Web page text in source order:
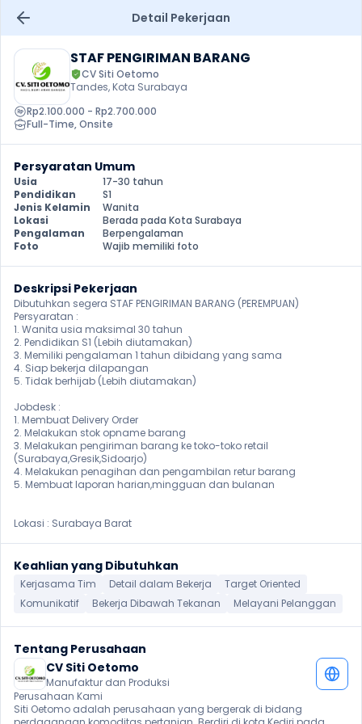
Detail Pekerjaan
STAF PENGIRIMAN BARANG
CV Siti Oetomo
Tandes, Kota Surabaya
Rp2.100.000 - Rp2.700.000
Full-Time, Onsite
Persyaratan Umum
Usia
17-30 tahun
Pendidikan
S1
Jenis Kelamin
Wanita
Lokasi
Berada pada Kota Surabaya
Pengalaman
Berpengalaman
Foto
Wajib memiliki foto
Deskripsi Pekerjaan
Dibutuhkan segera STAF PENGIRIMAN BARANG (PEREMPUAN)
Persyaratan :
1. Wanita usia maksimal 30 tahun
2. Pendidikan S1 (Lebih diutamakan)
3. Memiliki pengalaman 1 tahun dibidang yang sama
4. Siap bekerja dilapangan
5. Tidak berhijab (Lebih diutamakan)
Jobdesk :
1. Membuat Delivery Order
2. Melakukan stok opname barang
3. Melakukan pengiriman barang ke toko-toko retail
(Surabaya,Gresik,Sidoarjo)
4. Melakukan penagihan dan pengambilan retur barang
5. Membuat laporan harian,mingguan dan bulanan
Lokasi : Surabaya Barat
Keahlian yang Dibutuhkan
Kerjasama Tim Detail dalam Bekerja
Target Oriented
Komunikatif
Bekerja Dibawah Tekanan Melayani Pelanggan
Tentang Perusahaan
CV Siti Oetomo
Manufaktur dan Produksi
Perusahaan Kami
Siti Oetomo adalah perusahaan yang bergerak di bidang